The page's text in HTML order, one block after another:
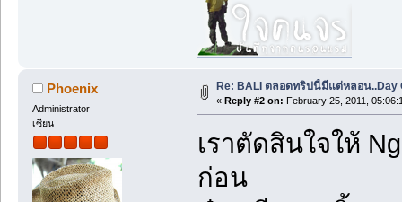
Phoenix
Administrator
เซียน
Re: BALI ตลอดทริปนี้มีแต่หลอน..Day
« Reply #2 on: February 25, 2011,
เราตัดสินใจให้
ก่อน